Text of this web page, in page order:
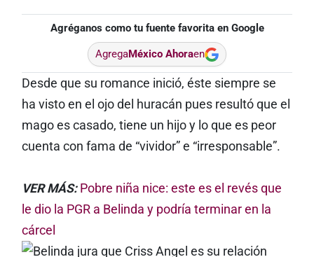
Agréganos como tu fuente favorita en Google
AgregaMéxico Ahoraen
Desde que su romance inició, éste siempre se
ha visto en el ojo del huracán pues resultó que el
mago es casado, tiene un hijo y lo que es peor
cuenta con fama de “vividor” e “irresponsable”.
VER MÁS: Pobre niña nice: este es el revés que
le dio la PGR a Belinda y podría terminar en la
cárcel